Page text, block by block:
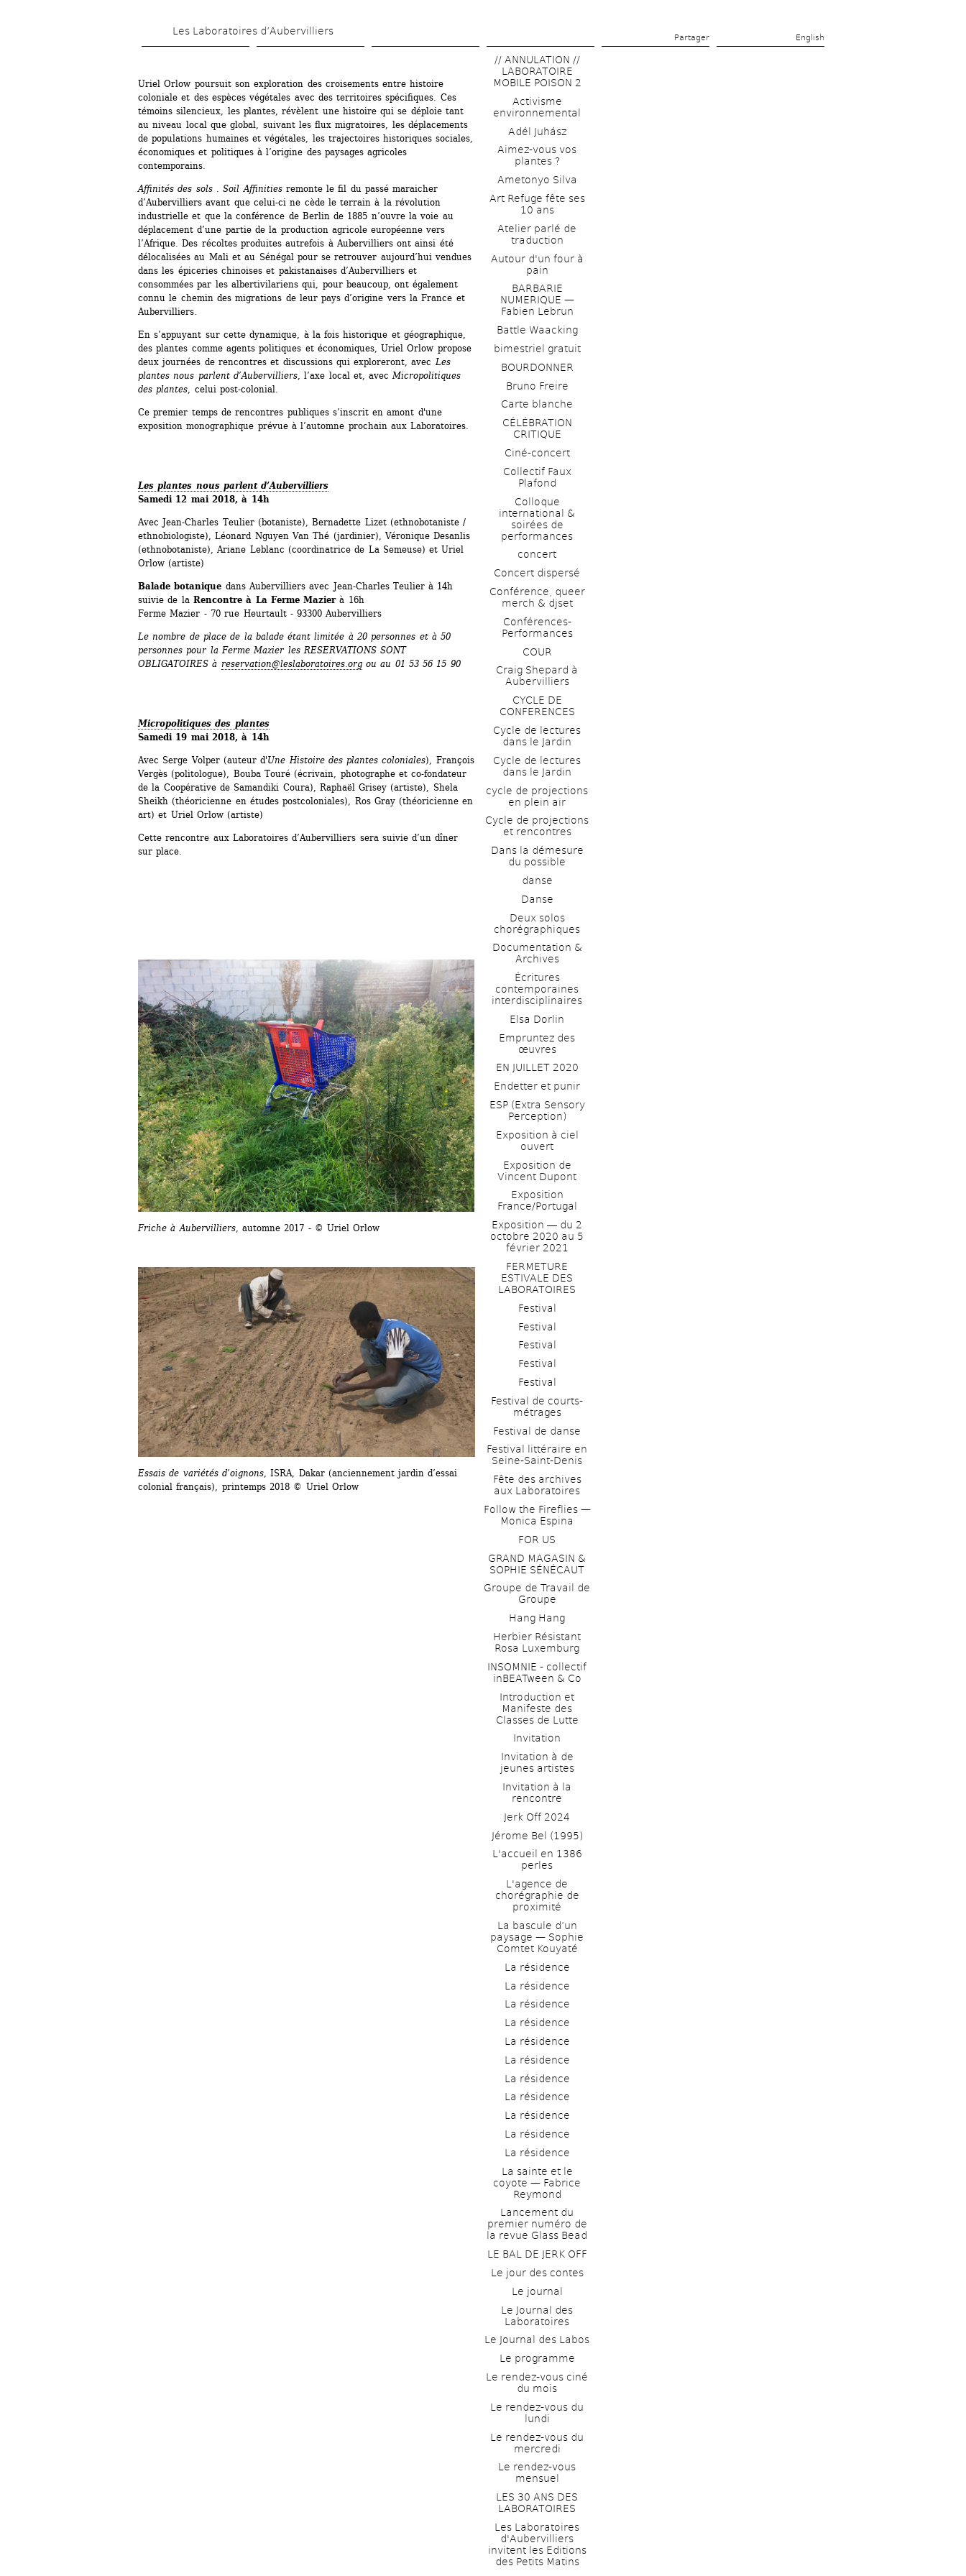
contenu
Les Laboratoires d’Aubervilliers
Partager English
Uriel Orlow poursuit son exploration des croisements entre histoire
coloniale et des espèces végétales avec des territoires spécifiques. Ces
témoins silencieux, les plantes, révèlent une histoire qui se déploie tant
au niveau local que global, suivant les flux migratoires, les déplacements
de populations humaines et végétales, les trajectoires historiques sociales,
économiques et politiques à l’origine des paysages agricoles
contemporains.
Affinités des sols . Soil Affinitiesremonte le fil du passé maraicher
d’Aubervilliers avant que celui-ci ne cède le terrain à la révolution
industrielle et que la conférence de Berlin de 1885 n’ouvre la voie au
déplacement d’une partie de la production agricole européenne vers
l’Afrique. Des récoltes produites autrefois à Aubervilliers ont ainsi été
délocalisées au Mali et au Sénégal pour se retrouver aujourd’hui vendues
dans les épiceries chinoises et pakistanaises d’Aubervilliers et
consommées par les albertivilariens qui, pour beaucoup, ont également
connu le chemin des migrations de leur pays d’origine vers la France et
Aubervilliers.
En s’appuyant sur cette dynamique, à la fois historique et géographique,
des plantes comme agents politiques et économiques, Uriel Orlow propose
deux journées de rencontres et discussions qui exploreront, avec Les
plantes nous parlent d’Aubervilliers, l’axe local et, avec Micropolitiques
des plantes, celui post-colonial.
Ce premier temps de rencontres publiques s’inscrit en amont d'une
exposition monographique prévue à l’automne prochain aux Laboratoires.
Les plantes nous parlent d’Aubervilliers
Samedi 12 mai 2018, à 14h
Avec Jean-Charles Teulier (botaniste), Bernadette Lizet (ethnobotaniste /
ethnobiologiste), Léonard Nguyen Van Thé (jardinier), Véronique Desanlis
(ethnobotaniste), Ariane Leblanc (coordinatrice de La Semeuse) et Uriel
Orlow (artiste)
Balade botanique dans Aubervilliers avec Jean-Charles Teulier à 14h
suivie de la Rencontre à La Ferme Mazierà 16h
Ferme Mazier - 70 rue Heurtault - 93300 Aubervilliers
Le nombre de place de la balade étant limitée à 20 personnes et à 50
personnes pour la Ferme Mazier les RESERVATIONS SONT
OBLIGATOIRES à reservation@leslaboratoires.orgou au 01 53 56 15 90
Micropolitiques des plantes
Samedi 19 mai 2018, à 14h
Avec Serge Volper (auteur d'Une Histoire des plantes coloniales), François
Vergès (politologue), Bouba Touré (écrivain, photographe et co-fondateur
de la Coopérative de Samandiki Coura), Raphaël Grisey (artiste), Shela
Sheikh (théoricienne en études postcoloniales), Ros Gray (théoricienne en
art) et Uriel Orlow (artiste)
Cette rencontre aux Laboratoires d’Aubervilliers sera suivie d’un dîner
sur place.
Friche à Aubervilliers, automne 2017 - © Uriel Orlow
Essais de variétés d’oignons, ISRA, Dakar (anciennement jardin d’essai
colonial français), printemps 2018 © Uriel Orlow
// ANNULATION //
LABORATOIRE
MOBILE POISON 2
Activisme
environnemental
Adél Juhász
Aimez-vous vos
plantes ?
Ametonyo Silva
Art Refuge fête ses
10 ans
Atelier parlé de
traduction
Autour d'un four à
pain
BARBARIE
NUMERIQUE —
Fabien Lebrun
Battle Waacking
bimestriel gratuit
BOURDONNER
Bruno Freire
Carte blanche
CÉLÉBRATION
CRITIQUE
Ciné-concert
Collectif Faux
Plafond
Colloque
international &
soirées de
performances
concert
Concert dispersé
Conférence, queer
merch & djset
Conférences-
Performances
COUR
Craig Shepard à
Aubervilliers
CYCLE DE
CONFERENCES
Cycle de lectures
dans le Jardin
Cycle de lectures
dans le Jardin
cycle de projections
en plein air
Cycle de projections
et rencontres
Dans la démesure
du possible
danse
Danse
Deux solos
chorégraphiques
Documentation &
Archives
Écritures
contemporaines
interdisciplinaires
Elsa Dorlin
Empruntez des
œuvres
EN JUILLET 2020
Endetter et punir
ESP (Extra Sensory
Perception)
Exposition à ciel
ouvert
Exposition de
Vincent Dupont
Exposition
France/Portugal
Exposition ― du 2
octobre 2020 au 5
février 2021
FERMETURE
ESTIVALE DES
LABORATOIRES
Festival
Festival
Festival
Festival
Festival
Festival de courts-
métrages
Festival de danse
Festival littéraire en
Seine-Saint-Denis
Fête des archives
aux Laboratoires
Follow the Fireflies —
Monica Espina
FOR US
GRAND MAGASIN &
SOPHIE SÉNÉCAUT
Groupe de Travail de
Groupe
Hang Hang
Herbier Résistant
Rosa Luxemburg
INSOMNIE - collectif
inBEATween & Co
Introduction et
Manifeste des
Classes de Lutte
Invitation
Invitation à de
jeunes artistes
Invitation à la
rencontre
Jerk Off 2024
Jérome Bel (1995)
L'accueil en 1386
perles
L'agence de
chorégraphie de
proximité
La bascule d’un
paysage — Sophie
Comtet Kouyaté
La résidence
La résidence
La résidence
La résidence
La résidence
La résidence
La résidence
La résidence
La résidence
La résidence
La résidence
La sainte et le
coyote — Fabrice
Reymond
Lancement du
premier numéro de
la revue Glass Bead
LE BAL DE JERK OFF
Le jour des contes
Le journal
Le Journal des
Laboratoires
Le Journal des Labos
Le programme
Le rendez-vous ciné
du mois
Le rendez-vous du
lundi
Le rendez-vous du
mercredi
Le rendez-vous
mensuel
LES 30 ANS DES
LABORATOIRES
Les Laboratoires
d'Aubervilliers
invitent les Editions
des Petits Matins